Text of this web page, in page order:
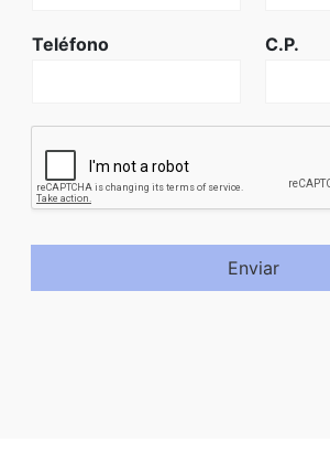
Teléfono C.P.
Enviar